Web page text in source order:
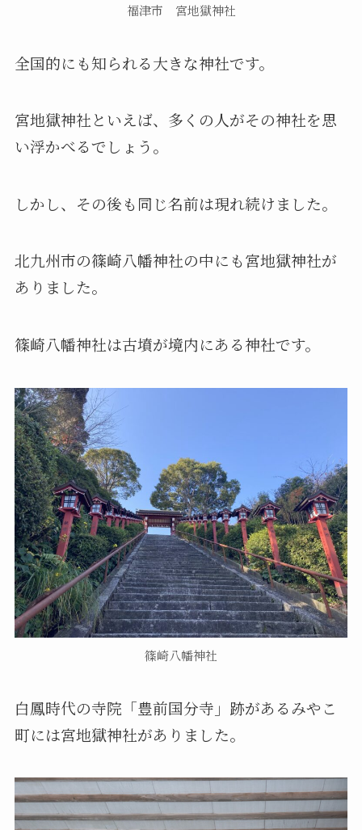
福津市 宮地獄神社
全国的にも知られる大きな神社です。
宮地獄神社といえば、多くの人がその神社を思
い浮かべるでしょう。
しかし、その後も同じ名前は現れ続けました。
北九州市の篠崎八幡神社の中にも宮地獄神社が
ありました。
篠崎八幡神社は古墳が境内にある神社です。
篠崎八幡神社
白鳳時代の寺院「豊前国分寺」跡があるみやこ
町には宮地獄神社がありました。